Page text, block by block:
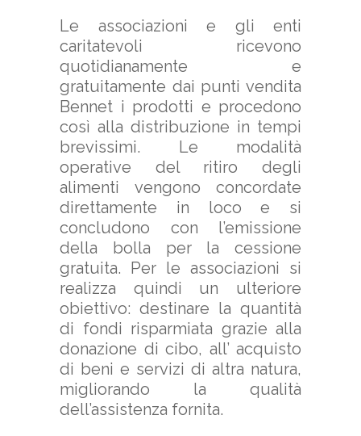
Le associazioni e gli enti
caritatevoli ricevono
quotidianamente e
gratuitamente dai punti vendita
Bennet i prodotti e procedono
così alla distribuzione in tempi
brevissimi. Le modalità
operative del ritiro degli
alimenti vengono concordate
direttamente in loco e si
concludono con l’emissione
della bolla per la cessione
gratuita. Per le associazioni si
realizza quindi un ulteriore
obiettivo: destinare la quantità
di fondi risparmiata grazie alla
donazione di cibo, all’ acquisto
di beni e servizi di altra natura,
migliorando la qualità
dell’assistenza fornita.